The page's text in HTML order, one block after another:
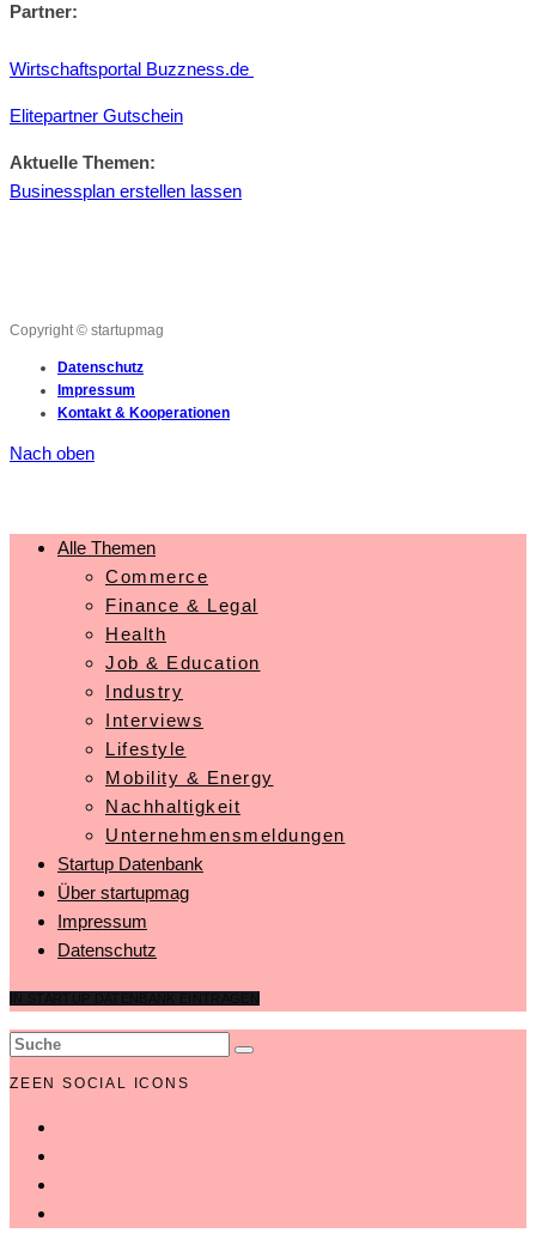
Partner:
Wirtschaftsportal Buzzness.de
Elitepartner Gutschein
Aktuelle Themen:
Businessplan erstellen lassen
Copyright © startupmag
Datenschutz
Impressum
Kontakt & Kooperationen
Nach oben
Alle Themen
Commerce
Finance & Legal
Health
Job & Education
Industry
Interviews
Lifestyle
Mobility & Energy
Nachhaltigkeit
Unternehmensmeldungen
Startup Datenbank
Über startupmag
Impressum
Datenschutz
ZEEN SOCIAL ICONS